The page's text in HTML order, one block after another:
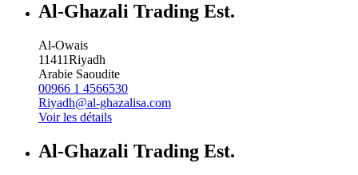
Al-Ghazali Trading Est.
Al-Owais
11411Riyadh
Arabie Saoudite
00966 1 4566530
Riyadh@al-ghazalisa.com
Voir les détails
Al-Ghazali Trading Est.